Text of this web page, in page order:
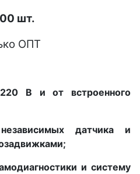
шт.
ОПТ
В и от встроенного
датчика и
и систему